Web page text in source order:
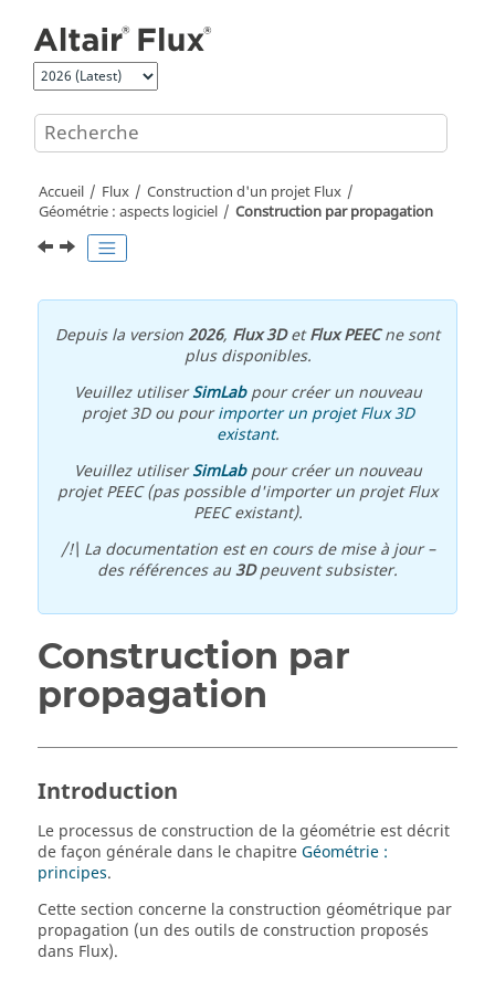
Accueil Flux
Construction d'un projet Flux
Géométrie : aspects logiciel
Construction par propagation
Depuis la version2026, Flux 3DetFlux PEECne sont
plus disponibles.
Veuillez utiliserSimLabpour créer un nouveau
projet 3D ou pourimporter un projet Flux 3D
existant.
Veuillez utiliserSimLabpour créer un nouveau
projet PEEC (pas possible d'importer un projet Flux
PEEC existant).
/!\ La documentation est en cours de mise à jour –
des références au3Dpeuvent subsister.
Construction par
propagation
Introduction
Le processus de construction de la géométrie est décrit
de façon générale dans le chapitreGéométrie :
principes.
Cette section concerne la construction géométrique par
propagation (un des outils de construction proposés
dans Flux).